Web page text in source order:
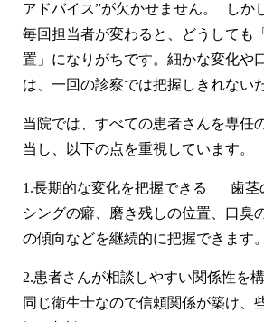
アドバイス”が欠かせません。 しか
毎回担当者が変わると、どうしても
置」になりがちです。細かな変化や
は、一回の診察では把握しきれない
当院では、すべての患者さんを専任
当し、以下の点を重視しています。
1.長期的な変化を把握できる
歯茎
シングの癖、磨き残しの位置、口臭
の傾向などを継続的に把握できます。
2.患者さんが相談しやすい関係性を
同じ衛生士なので信頼関係が築け、